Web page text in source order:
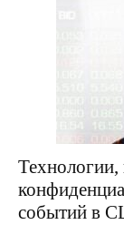
Технологии,
событий в